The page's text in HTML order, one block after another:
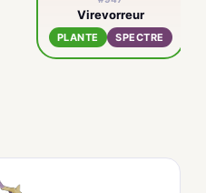
Virevorreur
PLANTE SPECTRE